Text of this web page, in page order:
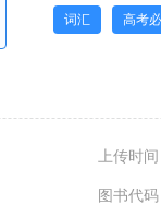
词汇 高考
上传时间
图书代码